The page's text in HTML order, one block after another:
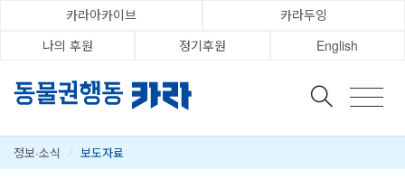
카라아카이브
카라두잉
나의 후원
정기후원 English
정보·소식 / 보도자료